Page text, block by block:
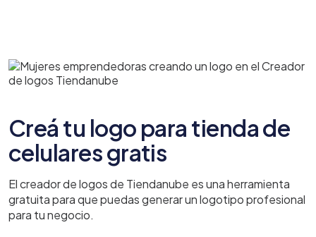
Creá tu logo para tienda de
celulares gratis
El creador de logos de Tiendanube es una herramienta
gratuita para que puedas generar un logotipo profesional
para tu negocio.